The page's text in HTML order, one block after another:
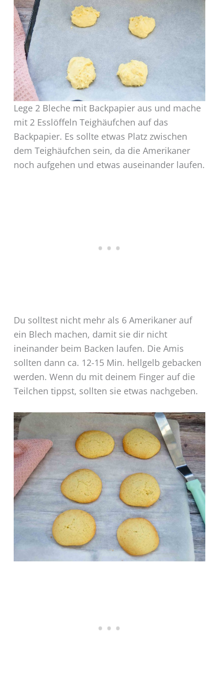
Lege 2 Bleche mit Backpapier aus und mache
mit 2 Esslöffeln Teighäufchen auf das
Backpapier. Es sollte etwas Platz zwischen
dem Teighäufchen sein, da die Amerikaner
noch aufgehen und etwas auseinander laufen.
Du solltest nicht mehr als 6 Amerikaner auf
ein Blech machen, damit sie dir nicht
ineinander beim Backen laufen. Die Amis
sollten dann ca. 12-15 Min. hellgelb gebacken
werden. Wenn du mit deinem Finger auf die
Teilchen tippst, sollten sie etwas nachgeben.